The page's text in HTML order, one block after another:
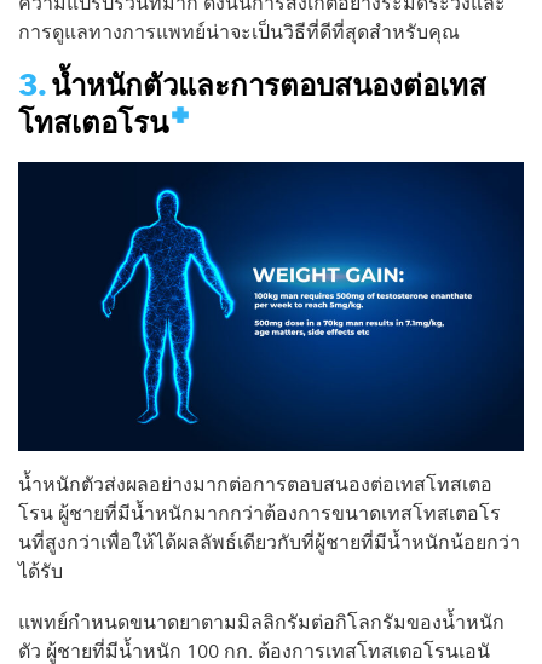
การดูแลทางการแพทย์น่าจะเป็นวิธีที่ดีที่สุดสำหรับคุณ
น้ำหนักตัวและการตอบสนองต่อเทส
โทสเตอโรน
น้ำหนักตัวส่งผลอย่างมากต่อการตอบสนองต่อเทสโทสเตอ
โรน ผู้ชายที่มีน้ำหนักมากกว่าต้องการขนาดเทสโทสเตอโร
นที่สูงกว่าเพื่อให้ได้ผลลัพธ์เดียวกับที่ผู้ชายที่มีน้ำหนักน้อยกว่า
ได้รับ
แพทย์กำหนดขนาดยาตามมิลลิกรัมต่อกิโลกรัมของน้ำหนัก
ตัว ผู้ชายที่มีน้ำหนัก 100 กก. ต้องการเทสโทสเตอโรนเอนั